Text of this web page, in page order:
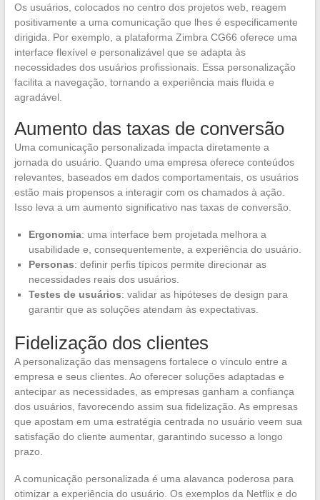
Os usuários, colocados no centro dos projetos web, reagem
positivamente a uma comunicação que lhes é especificamente
dirigida. Por exemplo, a plataforma Zimbra CG66 oferece uma
interface flexível e personalizável que se adapta às
necessidades dos usuários profissionais. Essa personalização
facilita a navegação, tornando a experiência mais fluida e
agradável.
Aumento das taxas de conversão
Uma comunicação personalizada impacta diretamente a
jornada do usuário. Quando uma empresa oferece conteúdos
relevantes, baseados em dados comportamentais, os usuários
estão mais propensos a interagir com os chamados à ação.
Isso leva a um aumento significativo nas taxas de conversão.
Ergonomia: uma interface bem projetada melhora a
usabilidade e, consequentemente, a experiência do usuário.
Personas: definir perfis típicos permite direcionar as
necessidades reais dos usuários.
Testes de usuários: validar as hipóteses de design para
garantir que as soluções atendam às expectativas.
Fidelização dos clientes
A personalização das mensagens fortalece o vínculo entre a
empresa e seus clientes. Ao oferecer soluções adaptadas e
antecipar as necessidades, as empresas ganham a confiança
dos usuários, favorecendo assim sua fidelização. As empresas
que apostam em uma estratégia centrada no usuário veem sua
satisfação do cliente aumentar, garantindo sucesso a longo
prazo.
A comunicação personalizada é uma alavanca poderosa para
otimizar a experiência do usuário. Os exemplos da Netflix e do